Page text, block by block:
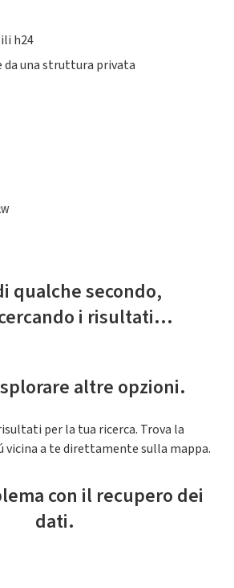
h24
da una struttura privata
qualche secondo,
i risultati...
altre opzioni.
per la tua ricerca. Trova la
vicina a te direttamente sulla mappa.
con il recupero dei
dati.